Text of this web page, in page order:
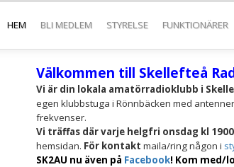
HEM BLI MEDLEM STYRELSE FUNKTIONÄRER
Välkommen till Skellefteå
Vi är din lokala amatörradioklubb i
egen klubbstuga i Rönnbäcken med
frekvenser.
Vi träffasdär varje helgfri onsdag kl 1900
hemsidan. För kontakt maila/ring någon i
SK2AU nu även på Facebook! Kom med/